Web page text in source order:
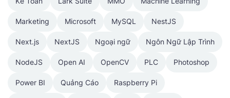
Marketing Microsoft MySQL NestJS
Next.js NextJS Ngoại ngữ Ngôn Ngữ Lập Trình
NodeJS Open AI OpenCV PLC Photoshop
Power BI Quảng Cáo Raspberry Pi